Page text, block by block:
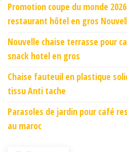
Promotion coupe du monde
restaurant hôtel en gros
Nouvelle chaise terrasse pour
snack hotel en gros
Chaise fauteuil en plastique
tissu Anti tache
Parasoles de jardin pour café
au maroc